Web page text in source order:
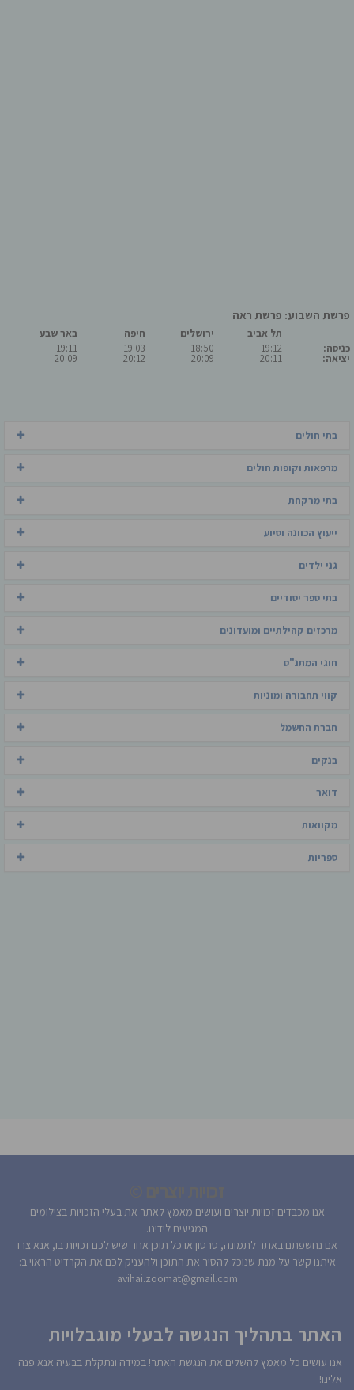
פרשת השבוע: פרשת ראה
כניסה:
יציאה:
תל אביב
19:12
20:11
ירושלים
18:50
20:09
חיפה
19:03
20:12
באר שבע
19:11
20:09
בתי חולים
מרפאות וקופות חולים
בתי מרקחת
ייעוץ הכוונה וסיוע
גני ילדים
בתי ספר יסודיים
מרכזים קהילתיים ומועדונים
חוגי המתנ"ס
קווי תחבורה ומוניות
חברת החשמל
בנקים
דואר
מקוואות
ספריות
אנו מכבדים זכויות יוצרים ועושים מאמץ לאתר את בעלי הזכויות בצילומים
המגיעים לידינו.
אם נחשפתם באתר לתמונה, סרטון או כל תוכן אחר שיש לכם זכויות בו, אנא צרו
איתנו קשר על מנת שנוכל להסיר את התוכן ולהעניק לכם את הקרדיט הראוי ב:
avihai.zoomat@gmail.com
האתר בתהליך הנגשה לבעלי מוגבלויות
אנו עושים כל מאמץ להשלים את הנגשת האתר! במידה ונתקלת בבעיה אנא פנה
אלינו!